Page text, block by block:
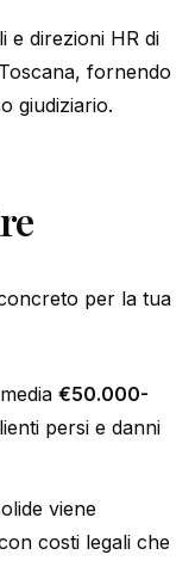
e direzioni HR di
fornendo
giudiziario.
per la tua
€50.000-
persi e danni
viene
costi legali che